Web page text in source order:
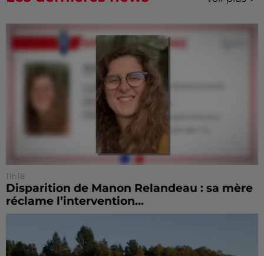
11h18
Disparition de Manon Relandeau : sa mère
réclame l’intervention...